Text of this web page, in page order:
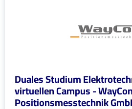
Duales Studium
virtuellen Campus - WayCon
Positionsmesstechnik